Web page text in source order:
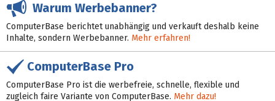
Warum Werbebanner?
ComputerBase berichtet unabhängig und verkauft deshalb keine
Inhalte, sondern Werbebanner. Mehr erfahren!
ComputerBase Pro
ComputerBase Pro ist die werbefreie, schnelle, flexible und
zugleich faire Variante von ComputerBase. Mehr dazu!